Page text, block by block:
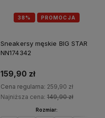
38% PROMOCJA
Sneakersy męskie BIG STAR
NN174342
159,90 zł
Cena regularna: 259,90 zł
Najniższa cena: 149,90 zł
Rozmiar: